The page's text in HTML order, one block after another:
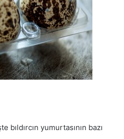
bıldırcın yumurtasının bazı